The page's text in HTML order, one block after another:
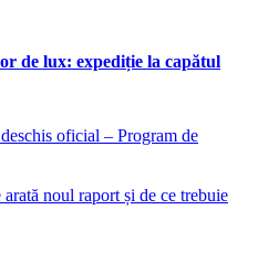
de lux: expediție la capătul
oficial – Program de
noul raport și de ce trebuie